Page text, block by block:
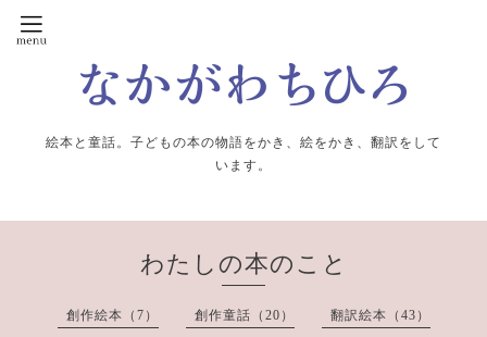
絵本と童話。子どもの本の物語をかき、絵をかき、翻訳をして
います。
わたしの本のこと
創作絵本（7） 創作童話（20） 翻訳絵本（43）